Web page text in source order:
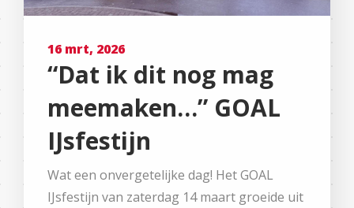
16 mrt, 2026
“Dat ik dit nog mag
meemaken…” GOAL
IJsfestijn
Wat een onvergetelijke dag! Het GOAL
IJsfestijn van zaterdag 14 maart groeide uit